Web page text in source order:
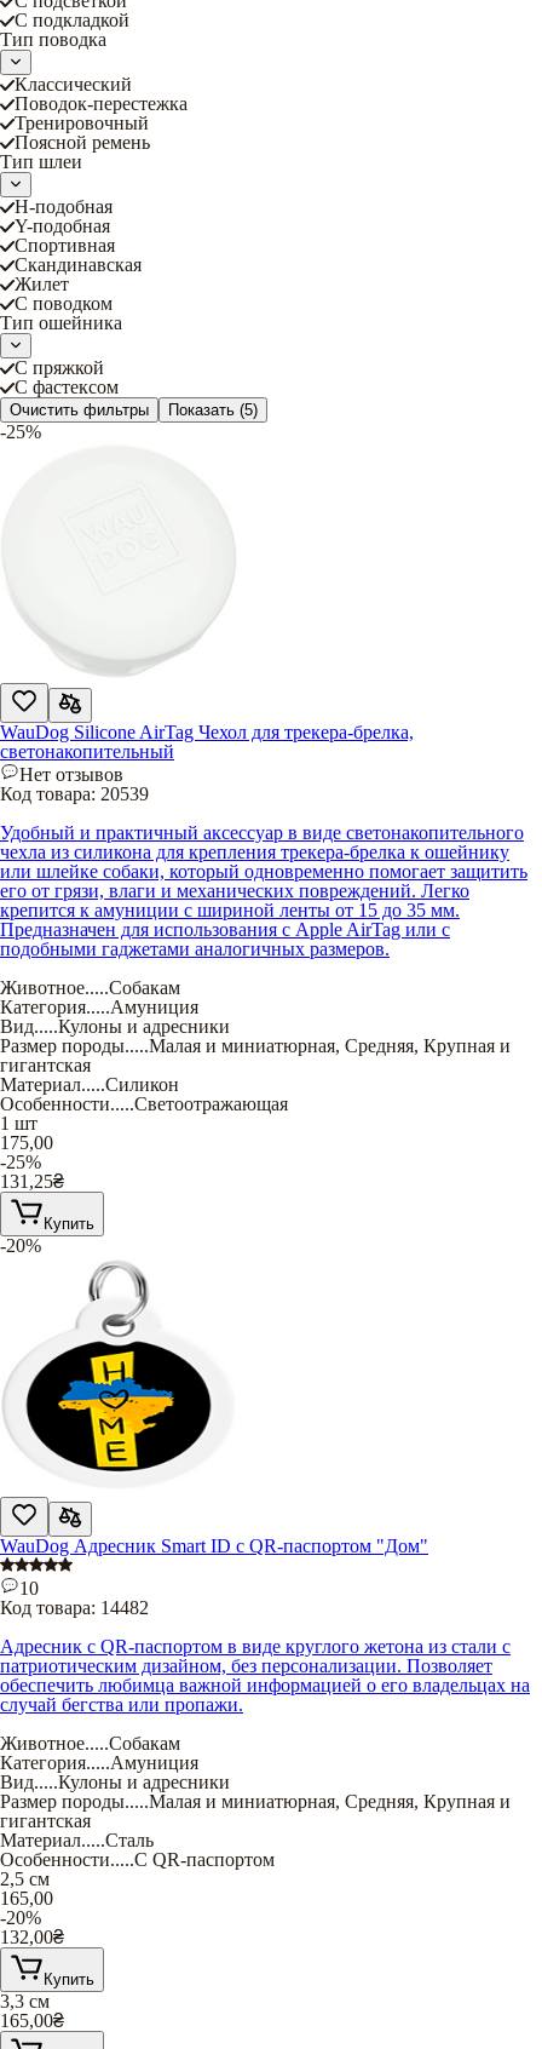
С подкладкой
Тип поводка
Классический
Поводок-перестежка
Тренировочный
Поясной ремень
Тип шлеи
Н-подобная
Y-подобная
Спортивная
Скандинавская
Жилет
С поводком
Тип ошейника
С пряжкой
С фастексом
Очистить фильтры Показать (5)
-25%
WauDog Silicone AirTag Чехол для трекера-брелка,
светонакопительный
Нет отзывов
Код товара: 20539
Удобный и практичный аксессуар в виде светонакопительного
чехла из силикона для крепления трекера-брелка к ошейнику
или шлейке собаки, который одновременно помогает защитить
его от грязи, влаги и механических повреждений. Легко
крепится к амуниции с шириной ленты от 15 до 35 мм.
Предназначен для использования с Apple AirTag или с
подобными гаджетами аналогичных размеров.
Животное.....Собакам
Категория.....Амуниция
Вид.....Кулоны и адресники
Размер породы.....Малая и миниатюрная, Средняя, Крупная и
гигантская
Материал.....Силикон
Особенности.....Светоотражающая
1 шт
175,00
-25%
131,25₴
Купить
-20%
WauDog Адресник Smart ID с QR-паспортом "Дом"
10
Код товара: 14482
Адресник с QR-паспортом в виде круглого жетона из стали с
патриотическим дизайном, без персонализации. Позволяет
обеспечить любимца важной информацией о его владельцах на
случай бегства или пропажи.
Животное.....Собакам
Категория.....Амуниция
Вид.....Кулоны и адресники
Размер породы.....Малая и миниатюрная, Средняя, Крупная и
гигантская
Материал.....Сталь
Особенности.....С QR-паспортом
2,5 см
165,00
-20%
132,00₴
Купить
3,3 см
165,00₴